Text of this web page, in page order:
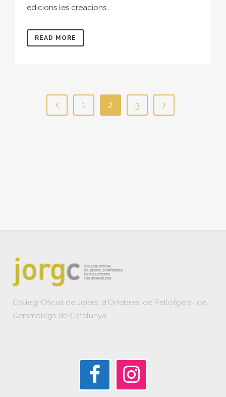
edicions les creacions...
READ MORE
1 2 3
Col·legi Oficial de Joiers, d'Orfebres, de Rellotgers i de
Gemmòlegs de Catalunya